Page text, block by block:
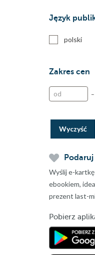
Język
polski
Zakres cen
–
Wyczyść
Wyślij e-kartkę
ebookiem,
prezent last-
Pobierz